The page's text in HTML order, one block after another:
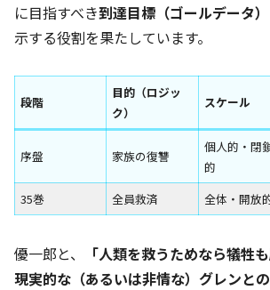
に目指すべき到達目標（ゴールデータ）
示する役割を果たしています。
段階
目的（ロジッ
ク）
スケール
序盤 家族の復讐
個人的・閉
的
35巻 全員救済 全体・開放
優一郎と、
「人類を救うためなら犠牲
現実的な（あるいは非情な）グレンと